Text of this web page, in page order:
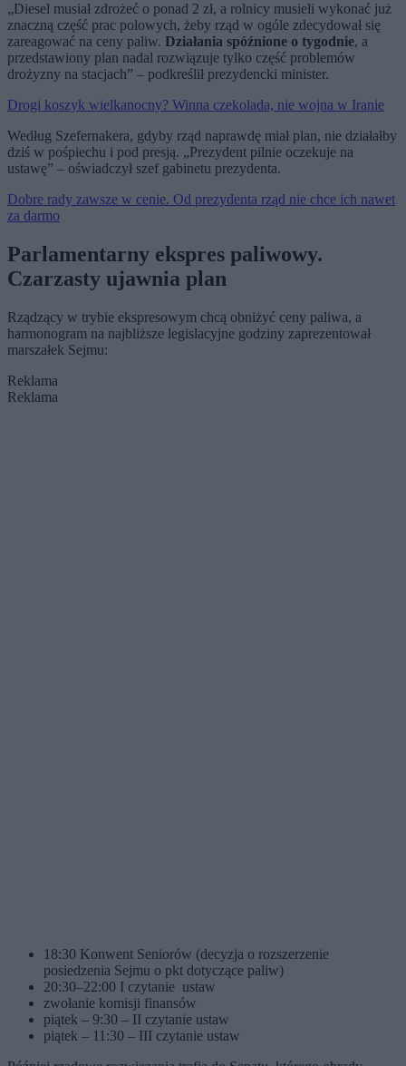
„Diesel musiał zdrożeć o ponad 2 zł, a rolnicy musieli wykonać już
znaczną część prac polowych, żeby rząd w ogóle zdecydował się
zareagować na ceny paliw. Działania spóźnione o tygodnie, a
przedstawiony plan nadal rozwiązuje tylko część problemów
drożyzny na stacjach” – podkreślił prezydencki minister.
Drogi koszyk wielkanocny? Winna czekolada, nie wojna w Iranie
Według Szefernakera, gdyby rząd naprawdę miał plan, nie działałby
dziś w pośpiechu i pod presją. „Prezydent pilnie oczekuje na
ustawę” – oświadczył szef gabinetu prezydenta.
Dobre rady zawsze w cenie. Od prezydenta rząd nie chce ich nawet
za darmo
Parlamentarny ekspres paliwowy.
Czarzasty ujawnia plan
Rządzący w trybie ekspresowym chcą obniżyć ceny paliwa, a
harmonogram na najbliższe legislacyjne godziny zaprezentował
marszałek Sejmu:
Reklama
Reklama
18:30 Konwent Seniorów (decyzja o rozszerzenie
posiedzenia Sejmu o pkt dotyczące paliw)
20:30–22:00 I czytanie ustaw
zwołanie komisji finansów
piątek – 9:30 – II czytanie ustaw
piątek – 11:30 – III czytanie ustaw